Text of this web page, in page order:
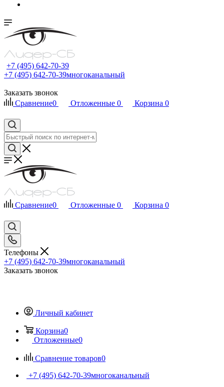
+7 (495) 642-70-39
+7 (495) 642-70-39многоканальный
Заказать звонок
Сравнение0 Отложенные 0 Корзина 0
Сравнение0 Отложенные 0 Корзина 0
Телефоны
+7 (495) 642-70-39многоканальный
Заказать звонок
Личный кабинет
Корзина0
Отложенные0
Сравнение товаров0
+7 (495) 642-70-39многоканальный